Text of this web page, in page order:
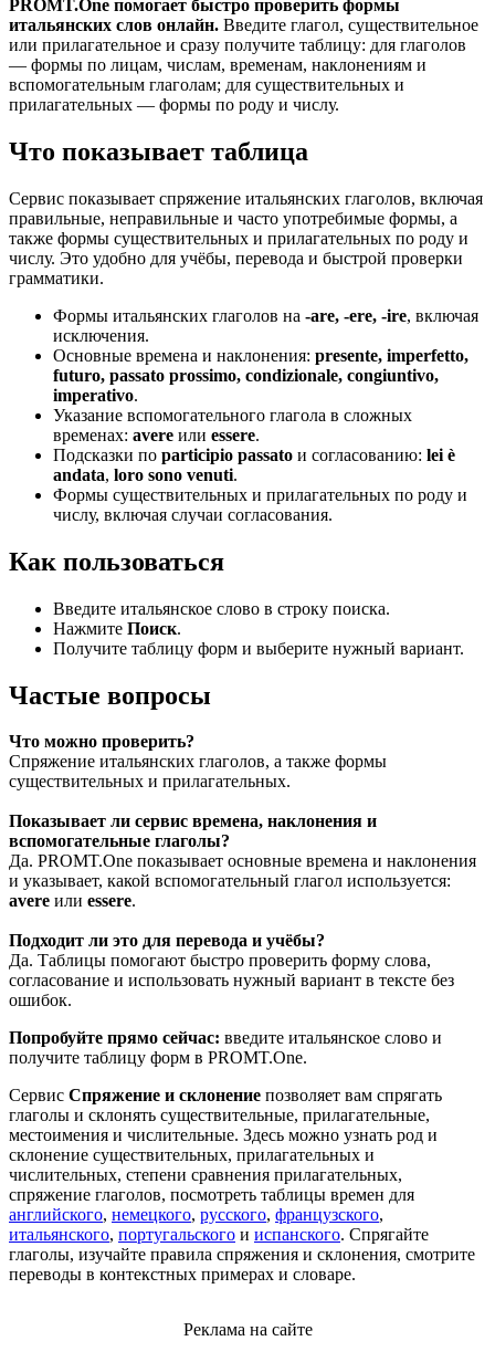
PROMT.One помогает быстро проверить формы
итальянских слов онлайн. Введите глагол, существительное
или прилагательное и сразу получите таблицу: для глаголов
— формы по лицам, числам, временам, наклонениям и
вспомогательным глаголам; для существительных и
прилагательных — формы по роду и числу.
Что показывает таблица
Сервис показывает спряжение итальянских глаголов, включая
правильные, неправильные и часто употребимые формы, а
также формы существительных и прилагательных по роду и
числу. Это удобно для учёбы, перевода и быстрой проверки
грамматики.
Формы итальянских глаголов на -are, -ere, -ire, включая
исключения.
Основные времена и наклонения: presente, imperfetto,
futuro, passato prossimo, condizionale, congiuntivo,
imperativo.
Указание вспомогательного глагола в сложных
временах: avere или essere.
Подсказки по participio passato и согласованию: lei è
andata, loro sono venuti.
Формы существительных и прилагательных по роду и
числу, включая случаи согласования.
Как пользоваться
Введите итальянское слово в строку поиска.
Нажмите Поиск.
Получите таблицу форм и выберите нужный вариант.
Частые вопросы
Что можно проверить?
Спряжение итальянских глаголов, а также формы
существительных и прилагательных.
Показывает ли сервис времена, наклонения и
вспомогательные глаголы?
Да. PROMT.One показывает основные времена и наклонения
и указывает, какой вспомогательный глагол используется:
avere или essere.
Подходит ли это для перевода и учёбы?
Да. Таблицы помогают быстро проверить форму слова,
согласование и использовать нужный вариант в тексте без
ошибок.
Попробуйте прямо сейчас: введите итальянское слово и
получите таблицу форм в PROMT.One.
Сервис Спряжение и склонение позволяет вам спрягать
глаголы и склонять существительные, прилагательные,
местоимения и числительные. Здесь можно узнать род и
склонение существительных, прилагательных и
числительных, степени сравнения прилагательных,
спряжение глаголов, посмотреть таблицы времен для
английского, немецкого, русского, французского,
итальянского, португальского и испанского. Спрягайте
глаголы, изучайте правила спряжения и склонения, смотрите
переводы в контекстных примерах и словаре.
Реклама на сайте